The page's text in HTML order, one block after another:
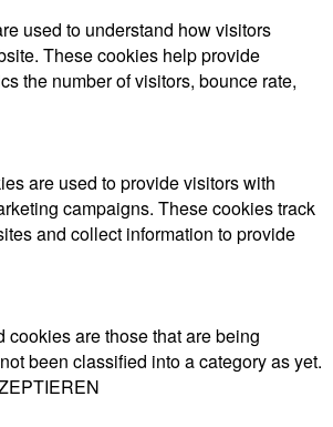
used to understand how visitors
These cookies help provide
the number of visitors, bounce rate,
are used to provide visitors with
campaigns. These cookies track
and collect information to provide
cookies are those that are being
been classified into a category as yet.